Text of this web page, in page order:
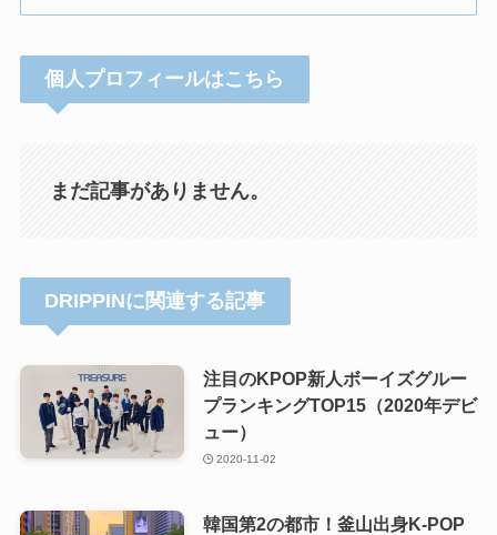
個人プロフィールはこちら
まだ記事がありません。
DRIPPINに関連する記事
注目のKPOP新人ボーイズグルー
プランキングTOP15（2020年デビ
ュー）
2020-11-02
韓国第2の都市！釜山出身K-POP